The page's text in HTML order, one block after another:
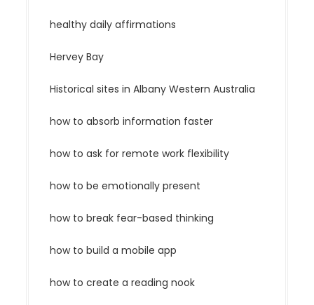
healthy daily affirmations
Hervey Bay
Historical sites in Albany Western Australia
how to absorb information faster
how to ask for remote work flexibility
how to be emotionally present
how to break fear-based thinking
how to build a mobile app
how to create a reading nook